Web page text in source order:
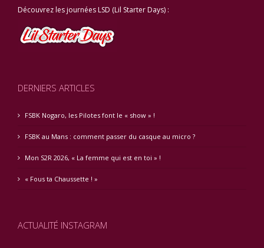
Découvrez les journées LSD (Lil Starter Days) :
DERNIERS ARTICLES
FSBK Nogaro, les Pilotes font le « show » !
FSBK au Mans : comment passer du casque au micro ?
Mon S2R 2026, « La femme qui est en toi » !
« Fous ta Chaussette ! »
ACTUALITÉ INSTAGRAM